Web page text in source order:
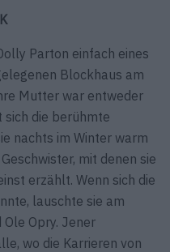
Parton einfach eines
Blockhaus am
Mutter war entweder
sich die berühmte
nachts im Winter warm
mit denen sie
erzählt. Wenn sich die
lauschte sie am
Ole Opry. Jener
wo die Karrieren von